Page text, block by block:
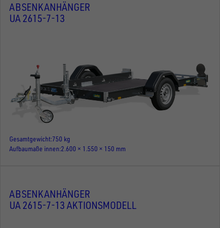
ABSENKANHÄNGER
UA 2615-7-13
Gesamtgewicht 750 kg
Aufbaumaße innen 2.600 × 1.550 × 150 mm
ABSENKANHÄNGER
UA 2615-7-13 AKTIONSMODELL